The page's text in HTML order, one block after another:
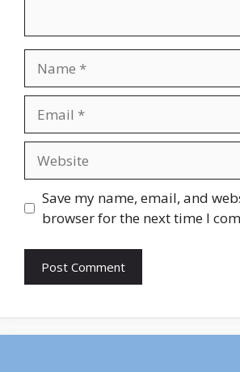
Save my name, email, and
browser for the next time I